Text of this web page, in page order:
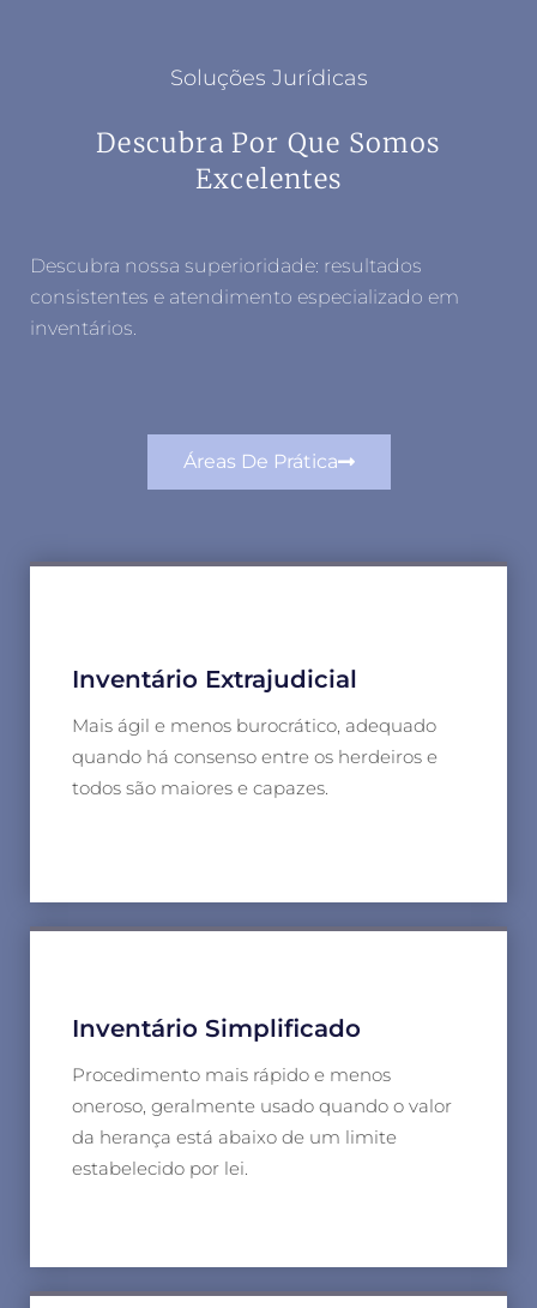
Soluções Jurídicas
Descubra Por Que Somos
Excelentes
Descubra nossa superioridade: resultados
consistentes e atendimento especializado em
inventários.
Áreas De Prática
Inventário Extrajudicial
Mais ágil e menos burocrático, adequado
quando há consenso entre os herdeiros e
todos são maiores e capazes.
Inventário Simplificado
Procedimento mais rápido e menos
oneroso, geralmente usado quando o valor
da herança está abaixo de um limite
estabelecido por lei.